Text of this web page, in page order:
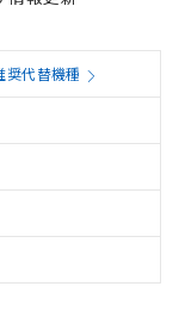
奨代替機種